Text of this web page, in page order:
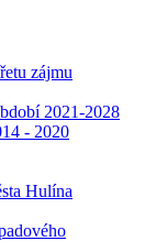
zájmu
2021-2028
- 2020
Hulína